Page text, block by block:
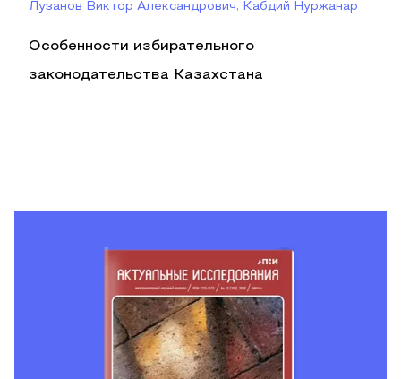
Лузанов Виктор Александрович, Кабдий Нуржанар
Особенности избирательного
законодательства Казахстана